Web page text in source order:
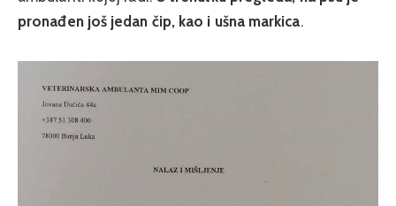
pronađen još jedan čip, kao i ušna markica.